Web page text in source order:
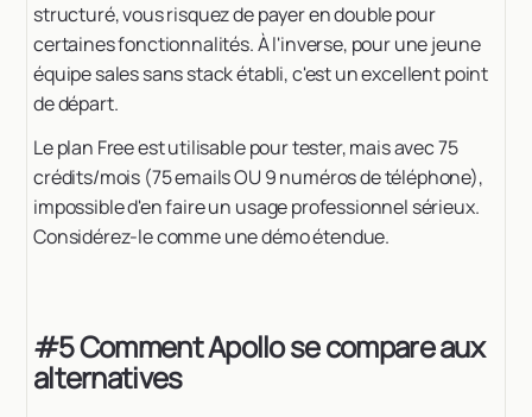
structuré, vous risquez de payer en double pour
certaines fonctionnalités. À l'inverse, pour une jeune
équipe sales sans stack établi, c'est un excellent point
de départ.
Le plan Free est utilisable pour tester, mais avec 75
crédits/mois (75 emails OU 9 numéros de téléphone),
impossible d'en faire un usage professionnel sérieux.
Considérez-le comme une démo étendue.
#5 Comment Apollo se compare aux
alternatives